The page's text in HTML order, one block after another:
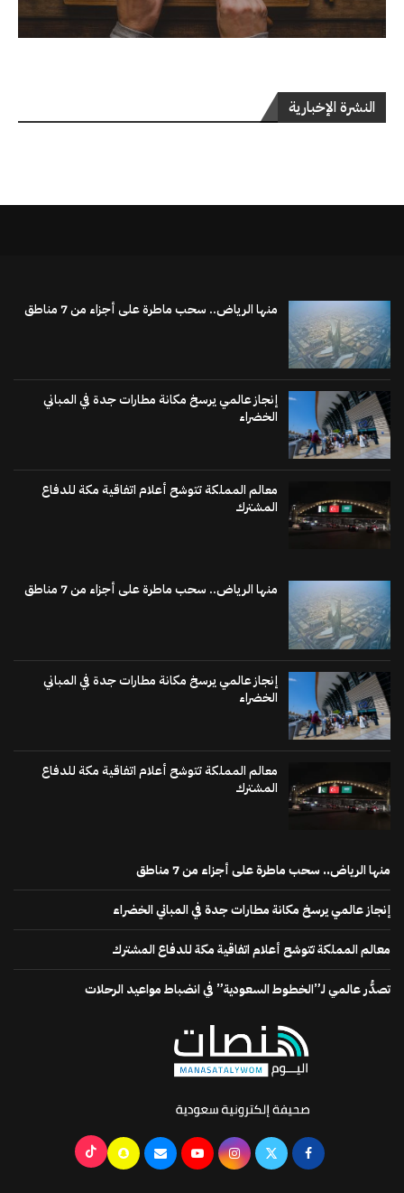
النشرة الإخبارية
منها الرياض.. سحب ماطرة على أجزاء من 7 مناطق
إنجاز عالمي يرسخ مكانة مطارات جدة في المباني
الخضراء
معالم المملكة تتوشح أعلام اتفاقية مكة للدفاع
المشترك
منها الرياض.. سحب ماطرة على أجزاء من 7 مناطق
إنجاز عالمي يرسخ مكانة مطارات جدة في المباني
الخضراء
معالم المملكة تتوشح أعلام اتفاقية مكة للدفاع
المشترك
منها الرياض.. سحب ماطرة على أجزاء من 7 مناطق
إنجاز عالمي يرسخ مكانة مطارات جدة في المباني الخضراء
معالم المملكة تتوشح أعلام اتفاقية مكة للدفاع المشترك
تصدُّر عالمي لـ”الخطوط السعودية” في انضباط مواعيد الرحلات